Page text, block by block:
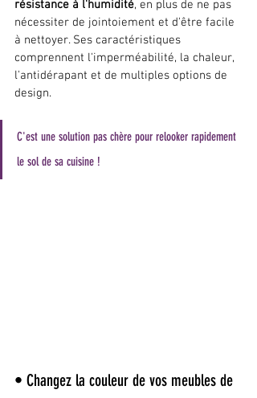
résistance à l'humidité, en plus de ne pas
nécessiter de jointoiement et d'être facile
à nettoyer. Ses caractéristiques
comprennent l'imperméabilité, la chaleur,
l'antidérapant et de multiples options de
design.
C'est une solution pas chère pour relooker rapidement
le sol de sa cuisine !
• Changez la couleur de vos meubles de